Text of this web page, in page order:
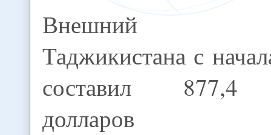
Внешний
Таджикистана с
составил
долларов